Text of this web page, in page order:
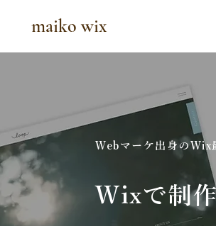
maiko wix
Webマーケ出身のWix
Wixで制